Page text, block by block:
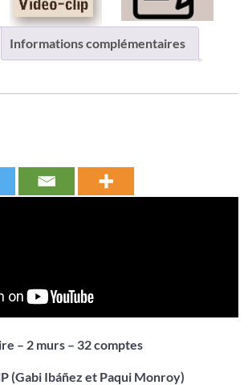
Informations complémentaires
– 2 murs – 32 comptes
(Gabi Ibáñez et Paqui Monroy)